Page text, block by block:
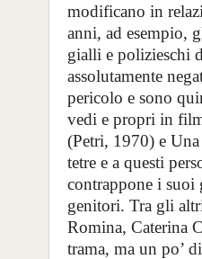
modificano in
anni, ad esempio,
gialli e polizieschi
assolutamente
pericolo e sono
vedi e propri in
(Petri, 1970) e
tetre e a questi
contrappone i suoi
genitori. Tra gli
Romina, Caterina
trama, ma un po’